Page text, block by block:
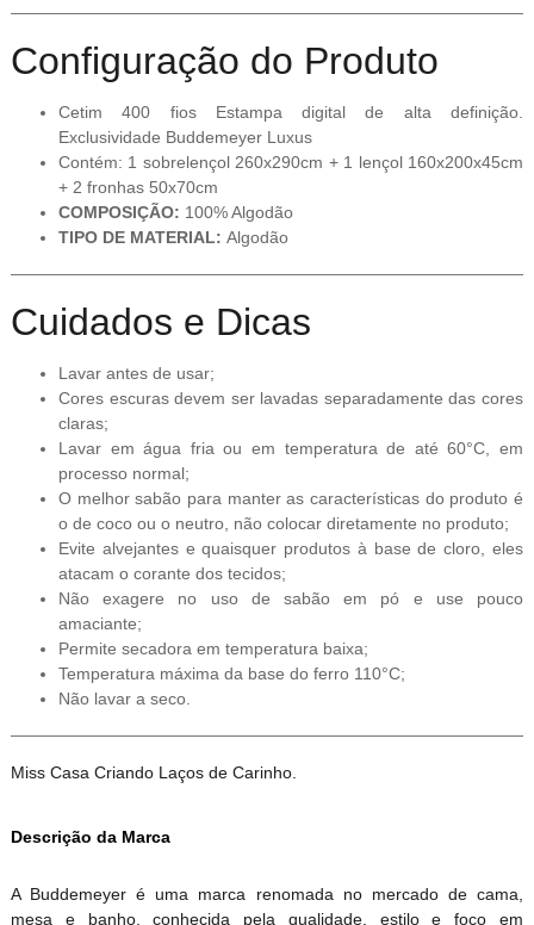
Configuração do Produto
Cetim 400 fios Estampa digital de alta definição.
Exclusividade Buddemeyer Luxus
Contém: 1 sobrelençol 260x290cm + 1 lençol 160x200x45cm
+ 2 fronhas 50x70cm
COMPOSIÇÃO: 100% Algodão
TIPO DE MATERIAL: Algodão
Cuidados e Dicas
Lavar antes de usar;
Cores escuras devem ser lavadas separadamente das cores
claras;
Lavar em água fria ou em temperatura de até 60°C, em
processo normal;
O melhor sabão para manter as características do produto é
o de coco ou o neutro, não colocar diretamente no produto;
Evite alvejantes e quaisquer produtos à base de cloro, eles
atacam o corante dos tecidos;
Não exagere no uso de sabão em pó e use pouco
amaciante;
Permite secadora em temperatura baixa;
Temperatura máxima da base do ferro 110°C;
Não lavar a seco.
Miss Casa Criando Laços de Carinho.
Descrição da Marca
A Buddemeyer é uma marca renomada no mercado de cama,
mesa e banho, conhecida pela qualidade, estilo e foco em